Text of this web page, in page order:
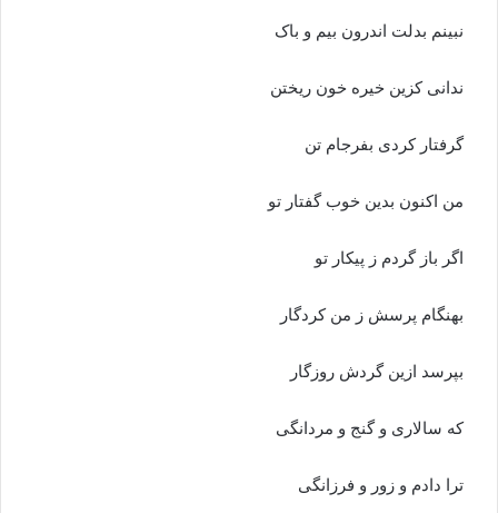
نبینم بدلت اندرون بیم و باک‏
ندانى کزین خیره خون ریختن
گرفتار کردى بفرجام تن‏
من اکنون بدین خوب گفتار تو
اگر باز گردم ز پیکار تو
بهنگام پرسش ز من کردگار
بپرسد ازین گردش روزگار
که سالارى و گنج و مردانگى
ترا دادم و زور و فرزانگى‏